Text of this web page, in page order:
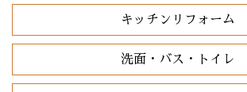
キッチンリフォーム
洗面・バス・トイレ